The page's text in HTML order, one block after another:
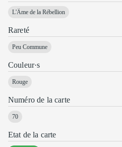
L'Âme de la Rébellion
Rareté
Peu Commune
Couleur·s
Rouge
Numéro de la carte
70
Etat de la carte